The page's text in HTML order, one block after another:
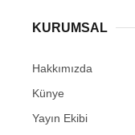
KURUMSAL
Hakkımızda
Künye
Yayın Ekibi